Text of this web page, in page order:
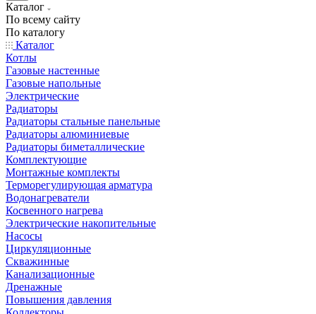
Каталог
По всему сайту
По каталогу
Каталог
Котлы
Газовые настенные
Газовые напольные
Электрические
Радиаторы
Радиаторы стальные панельные
Радиаторы алюминиевые
Радиаторы биметаллические
Комплектующие
Монтажные комплекты
Терморегулирующая арматура
Водонагреватели
Косвенного нагрева
Электрические накопительные
Насосы
Циркуляционные
Скважинные
Канализационные
Дренажные
Повышения давления